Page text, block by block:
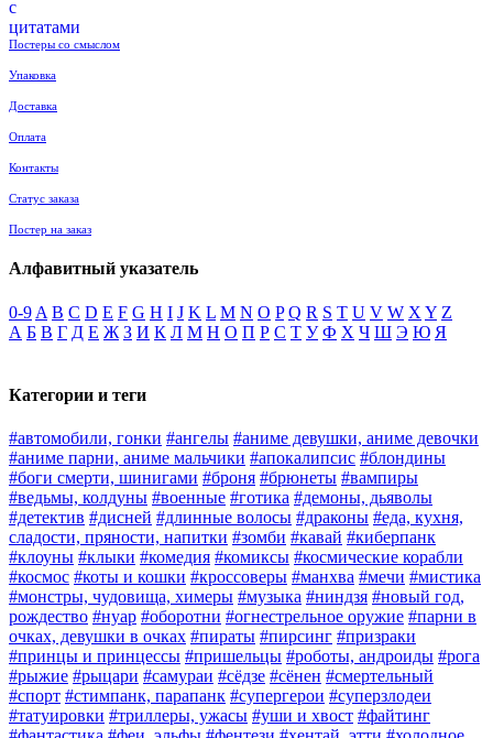
Постеры со смыслом
Упаковка
Доставка
Оплата
Контакты
Статус заказа
Постер на заказ
Алфавитный указатель
0-9 A B C D E F G H I J K L M N O P Q R S T U V W X Y Z
А Б В Г Д Е Ж З И К Л М Н О П Р С Т У Ф Х Ч Ш Э Ю Я
Категории и теги
#автомобили, гонки #ангелы #аниме девушки, аниме девочки
#аниме парни, аниме мальчики #апокалипсис #блондины
#боги смерти, шинигами #броня #брюнеты #вампиры
#ведьмы, колдуны #военные #готика #демоны, дьяволы
#детектив #дисней #длинные волосы #драконы #еда, кухня,
сладости, пряности, напитки #зомби #кавай #киберпанк
#клоуны #клыки #комедия #комиксы #космические корабли
#космос #коты и кошки #кроссоверы #манхва #мечи #мистика
#монстры, чудовища, химеры #музыка #ниндзя #новый год,
рождество #нуар #оборотни #огнестрельное оружие #парни в
очках, девушки в очках #пираты #пирсинг #призраки
#принцы и принцессы #пришельцы #роботы, андроиды #рога
#рыжие #рыцари #самураи #сёдзе #сёнен #смертельный
#спорт #стимпанк, парапанк #супергерои #суперзлодеи
#татуировки #триллеры, ужасы #уши и хвост #файтинг